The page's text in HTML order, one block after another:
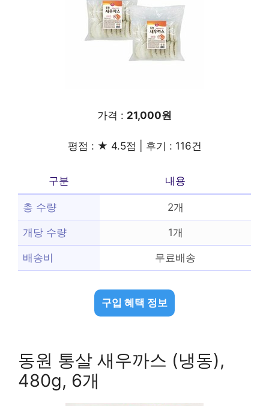
가격 : 21,000원
평점 : ★ 4.5점 | 후기 : 116건
구분 내용
총 수량 2개
개당 수량 1개
배송비 무료배송
구입 혜택 정보
동원 통살 새우까스 (냉동),
480g, 6개